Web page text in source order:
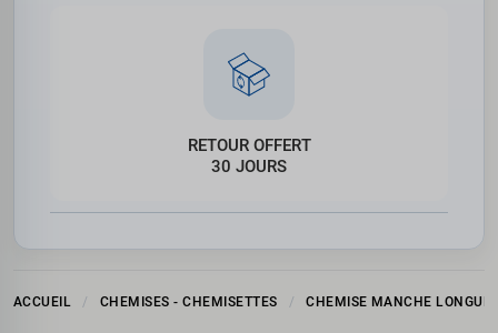
RETOUR OFFERT
30 JOURS
ACCUEIL CHEMISES - CHEMISETTES CHEMISE MANCHE LONGUE